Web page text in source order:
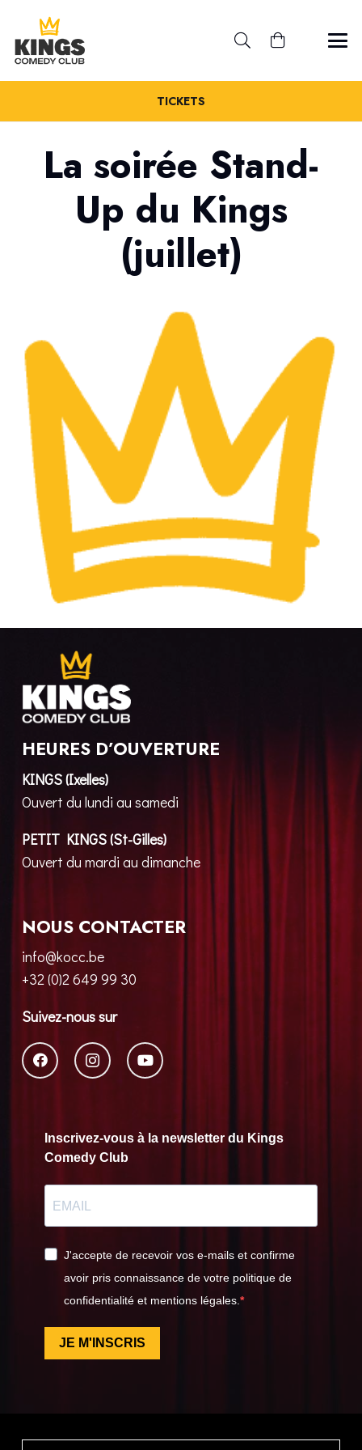
TICKETS
La soirée Stand-
Up du Kings
(juillet)
HEURES D’OUVERTURE
KINGS (Ixelles)
Ouvert du lundi au samedi
PETIT KINGS (St-Gilles)
Ouvert du mardi au dimanche
NOUS CONTACTER
info@kocc.be
+32 (0)2 649 99 30
Suivez-nous sur
Inscrivez-vous à la newsletter du Kings
Comedy Club
J'accepte de recevoir vos e-mails et confirme
avoir pris connaissance de votre politique de
confidentialité et mentions légales.
JE M'INSCRIS